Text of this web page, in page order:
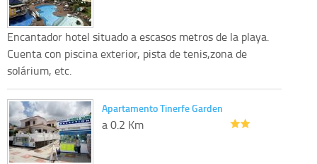
Encantador hotel situado a escasos metros de la playa.
Cuenta con piscina exterior, pista de tenis,zona de
solárium, etc.
Apartamento Tinerfe Garden
a 0.2 Km